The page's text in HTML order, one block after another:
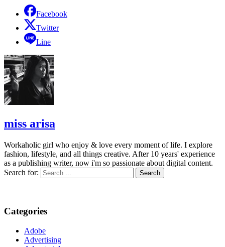
Facebook
Twitter
Line
miss arisa
Workaholic girl who enjoy & love every moment of life. I explore
fashion, lifestyle, and all things creative. After 10 years' experience
as a publishing writer, now i'm so passionate about digital content.
Search for:
Categories
Adobe
Advertising